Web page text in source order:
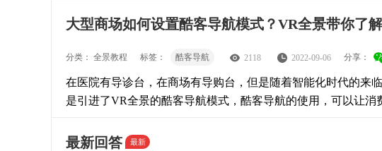
大型商场如何设置酷客导航模式？VR全景带你了解
分类： 全景教程 标签： 酷客导航 2118 2022-09-06 分享：
在医院有导诊台，在商场有导购台，但是随着智能化时代的来
是引进了VR全景的酷客导航模式，酷客导航的使用，可以让
最新回答 最新